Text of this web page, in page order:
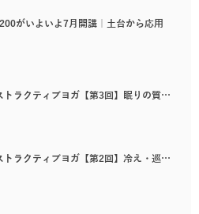
がいよいよ7月開講｜土台から応用
ラクティブヨガ【第3回】眠りの質…
ラクティブヨガ【第2回】冷え・巡…